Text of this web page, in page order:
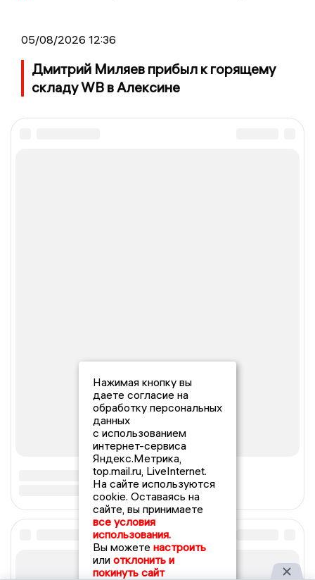
05/08/2026 12:36
Дмитрий Миляев прибыл к горящему
складу WB в Алексине
Нажимая кнопку вы
даете согласие на
обработку персональных
данных
с использованием
интернет-сервиса
Яндекс.Метрика,
top.mail.ru, LiveInternet.
На сайте используются
cookie. Оставаясь на
сайте, вы принимаете
все условия
использования.
Вы можете настроить
или отклонить и
покинуть сайт